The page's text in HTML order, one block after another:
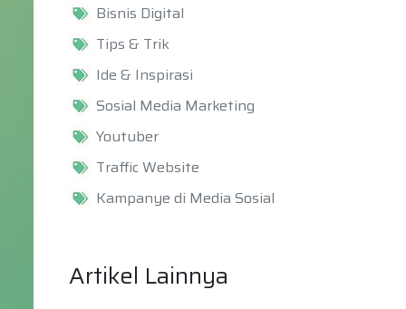
Bisnis Digital
Tips & Trik
Ide & Inspirasi
Sosial Media Marketing
Youtuber
Traffic Website
Kampanye di Media Sosial
Artikel Lainnya